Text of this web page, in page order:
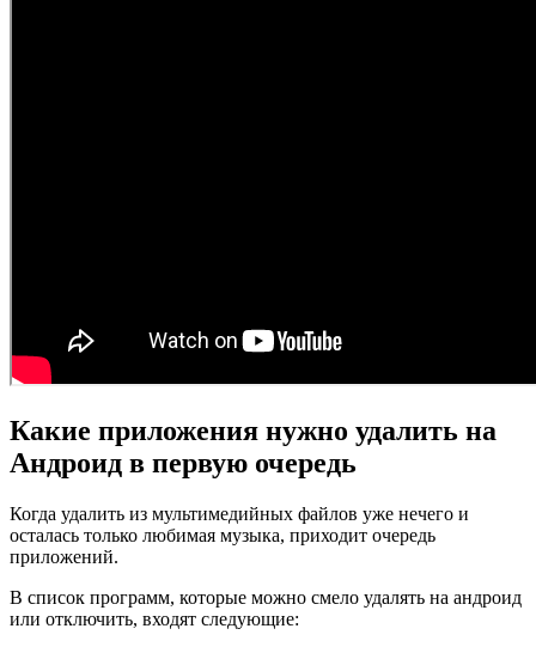
Какие приложения нужно удалить на
Андроид в первую очередь
Когда удалить из мультимедийных файлов уже нечего и
осталась только любимая музыка, приходит очередь
приложений.
В список программ, которые можно смело удалять на андроид
или отключить, входят следующие: